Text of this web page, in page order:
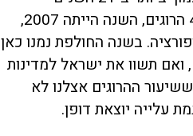
האחרונות". דובר אז על 413 הרוגים, השנה הייתה 2007,
בשנה החולפת נמנו כאן
ואם תשוו את ישראל למדינות
ההרוגים אצלנו לא
עלייה יוצאת דופן.